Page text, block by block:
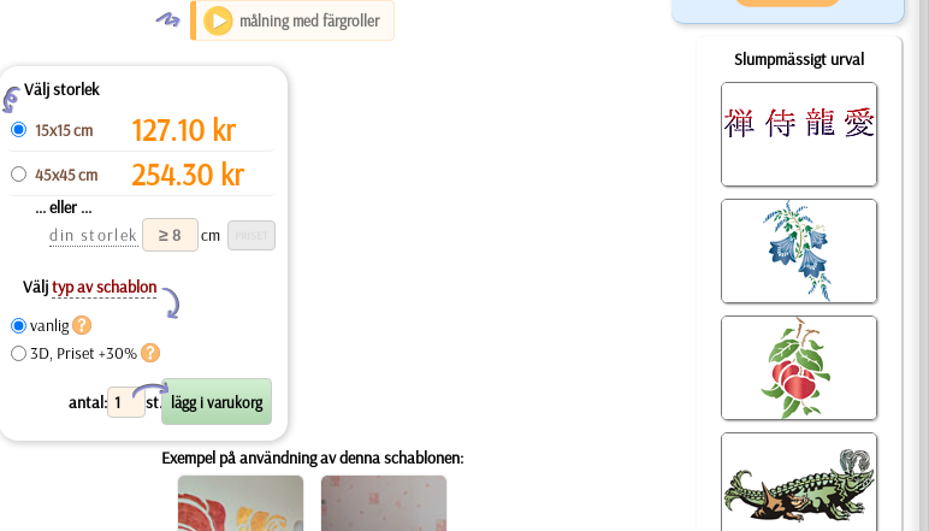
Slumpmässigt urval
O målning med färgroller
ZVälj storlek
15x15 cm
127.10kr
45x45 cm 254.30kr
... eller ...
din storlek
cm
Väljtyp av schablon
Y
vanlig
3D, Priset +30%
antal: st.
X
Exempel på användning av denna schablonen: